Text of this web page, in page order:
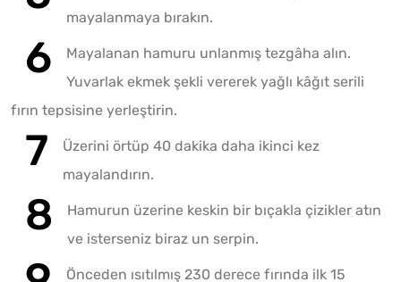
mayalanmaya bırakın.
Mayalanan hamuru unlanmış tezgâha alın.
Yuvarlak ekmek şekli vererek yağlı kâğıt serili
fırın tepsisine yerleştirin.
Üzerini örtüp 40 dakika daha ikinci kez
mayalandırın.
Hamurun üzerine keskin bir bıçakla çizikler atın
ve isterseniz biraz un serpin.
Önceden ısıtılmış 230 derece fırında ilk 15